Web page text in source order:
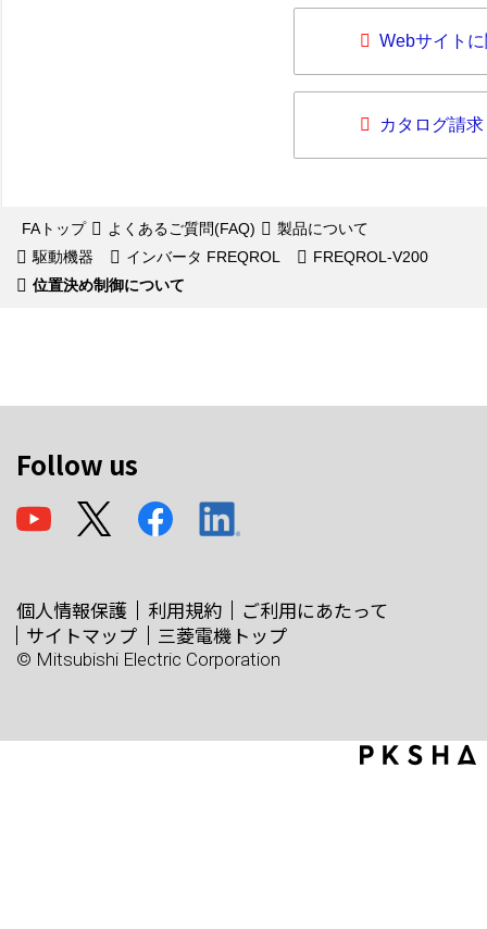
Webサイト
カタログ請求
FAトップ よくあるご質問(FAQ)
製品について
駆動機器
インバータ FREQROL
FREQROL-V200
位置決め制御について
Follow us
個人情報保護 利用規約
ご利用にあたって
サイトマップ
三菱電機トップ
© Mitsubishi Electric Corporation